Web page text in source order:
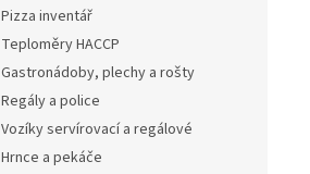
Pizza inventář
Teploměry HACCP
Gastronádoby, plechy a rošty
Regály a police
Vozíky servírovací a regálové
Hrnce a pekáče